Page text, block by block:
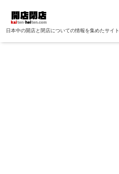
日本中の開店と閉店についての情報を集めたサイト